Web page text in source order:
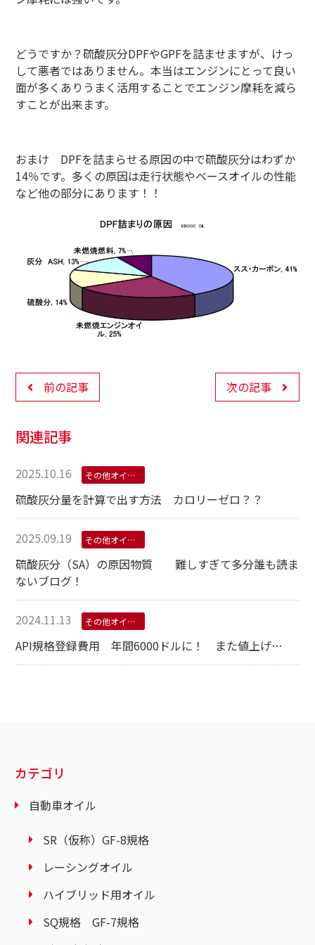
どうですか？硫酸灰分DPFやGPFを詰ませますが、けっ
して悪者ではありません。本当はエンジンにとって良い
面が多くありうまく活用することでエンジン摩耗を減ら
すことが出来ます。
おまけ DPFを詰まらせる原因の中で硫酸灰分はわずか
14％です。多くの原因は走行状態やベースオイルの性能
など他の部分にあります！！
前の記事 次の記事
関連記事
2025.10.16 その他オイル学
硫酸灰分量を計算で出す方法 カロリーゼロ？？
2025.09.19 その他オイル学
硫酸灰分（SA）の原因物質 難しすぎて多分誰も読ま
ないブログ！
2024.11.13 その他オイル学
API規格登録費用 年間6000ドルに！ また値上げ…
カテゴリ
自動車オイル
SR（仮称）GF-8規格
レーシングオイル
ハイブリッド用オイル
SQ規格 GF-7規格